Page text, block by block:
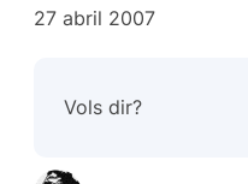
27 abril 2007
Vols dir?